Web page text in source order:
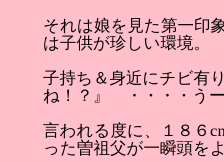
それは娘を見た第一印
は子供が珍しい環境。
子持ち＆身近にチビ有
ね！？』 ・・・・う
言われる度に、１８６
った曽祖父が一瞬頭を